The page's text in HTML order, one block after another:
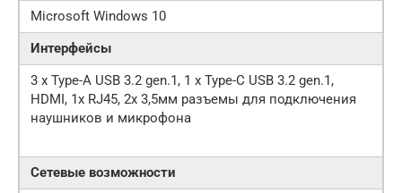
Microsoft Windows 10
Интерфейсы
3 x Type-A USB 3.2 gen.1, 1 x Type-C USB 3.2 gen.1,
HDMI, 1x RJ45, 2х 3,5мм разъемы для подключения
наушников и микрофона
Сетевые возможности